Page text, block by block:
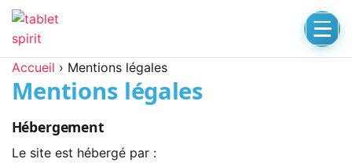
Accueil › Mentions légales
Mentions légales
Hébergement
Le site est hébergé par :